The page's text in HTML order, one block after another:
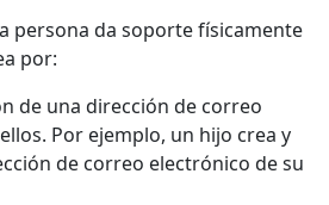
persona da soporte físicamente
por:
de una dirección de correo
Por ejemplo, un hijo crea y
de correo electrónico de su